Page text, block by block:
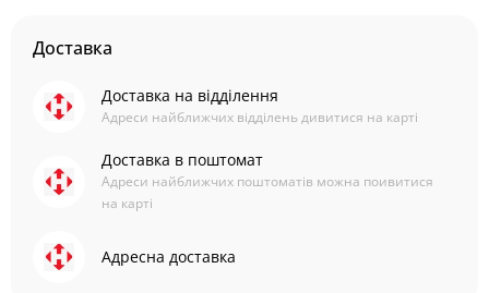
Доставка
Доставка на відділення
Адреси найближчих відділень дивитися на карті
Доставка в поштомат
Адреси найближчих поштоматів можна поивитися
на карті
Адресна доставка